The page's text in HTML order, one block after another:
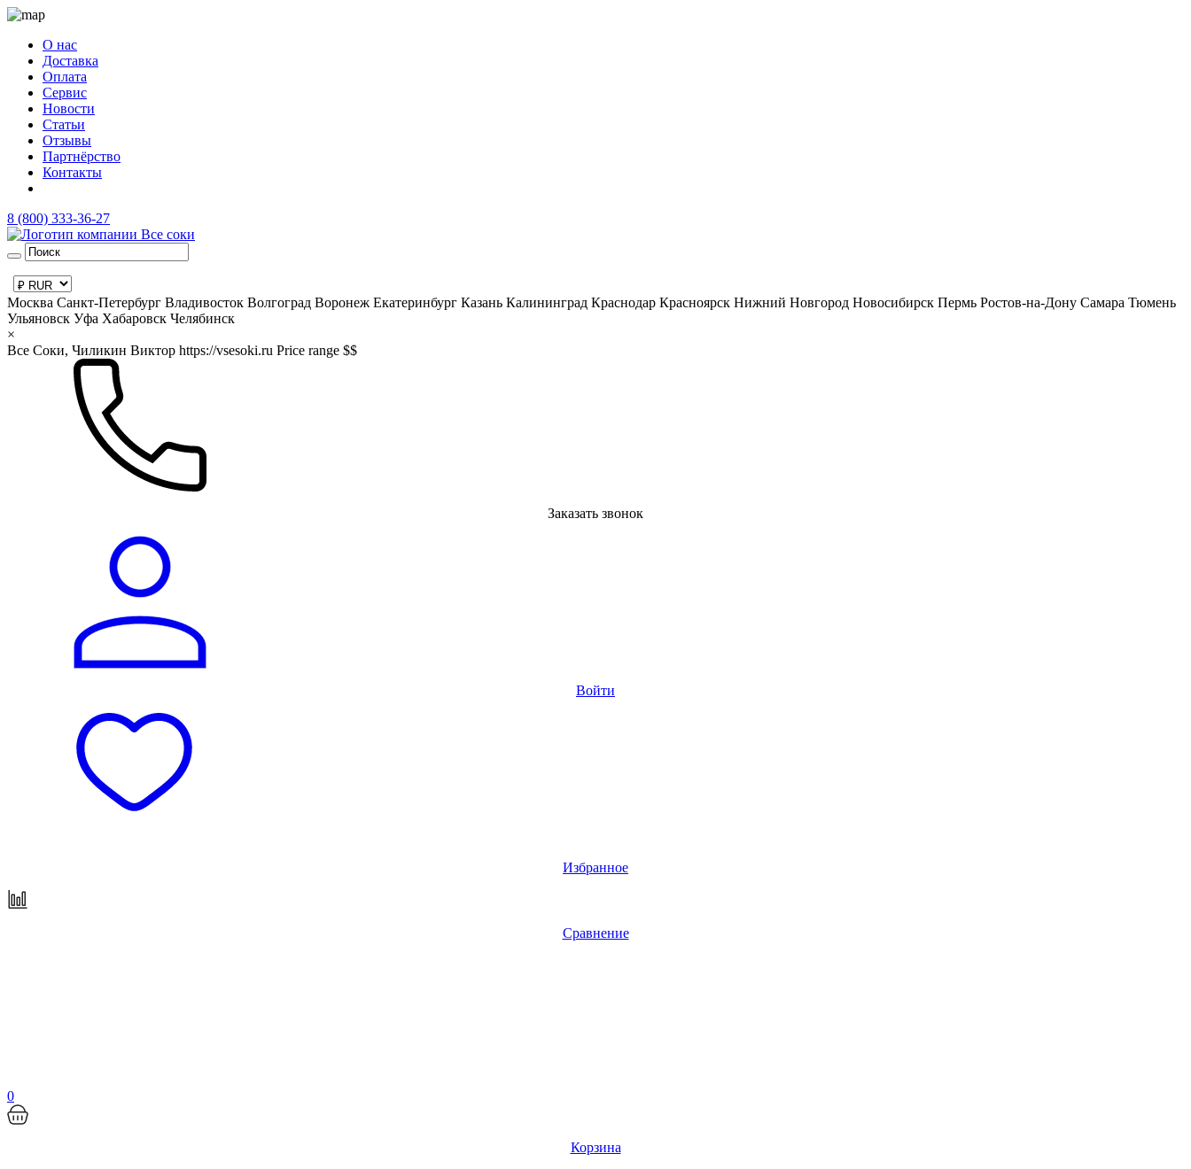
О нас
Доставка
Оплата
Сервис
Новости
Статьи
Отзывы
Партнёрство
Контакты
8 (800) 333-36-27
Москва Санкт-Петербург Владивосток Волгоград Воронеж Екатеринбург Казань Калининград Краснодар Красноярск Нижний Новгород Новосибирск Пермь Ростов-на-Дону Самара Тюмень
Ульяновск Уфа Хабаровск Челябинск
×
Все Соки, Чиликин Виктор https://vsesoki.ru Price range $$
Заказать звонок
Войти
Избранное
Сравнение
0
Корзина